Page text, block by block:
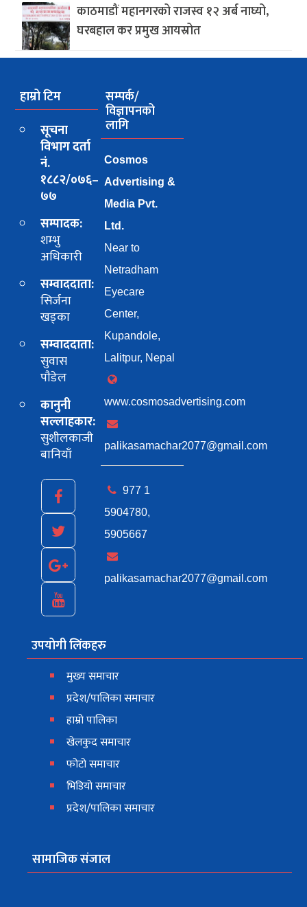
काठमाडौं महानगरको राजस्व १२ अर्ब नाघ्यो,
घरबहाल कर प्रमुख आयस्रोत
हाम्रो टिम
सूचना
विभाग दर्ता
नं.
१८८२/०७६–
७७
सम्पादक:
शम्भु
अधिकारी
सम्वाददाता:
सिर्जना
खड्का
सम्वाददाता:
सुवास
पाैडेल
कानुनी
सल्लाहकार:
सुशीलकाजी
बानियाँ
सम्पर्क/
विज्ञापनको
लागि
Cosmos
Advertising &
Media Pvt.
Ltd.
Near to
Netradham
Eyecare
Center,
Kupandole,
Lalitpur, Nepal
www.cosmosadvertising.com
palikasamachar2077@gmail.com
977 1
5904780,
5905667
palikasamachar2077@gmail.com
उपयोगी लिंकहरु
मुख्य समाचार
प्रदेश/पालिका समाचार
हाम्रो पालिका
खेलकुद समाचार
फोटो समाचार
भिडियो समाचार
प्रदेश/पालिका समाचार
सामाजिक संजाल